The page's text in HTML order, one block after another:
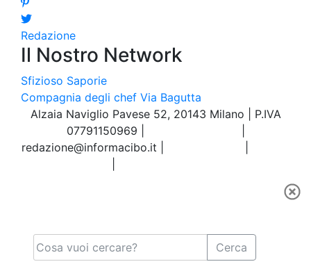
Redazione
Il Nostro Network
Sfizioso Saporie
Compagnia degli chef Via Bagutta
Alzaia Naviglio Pavese 52, 20143 Milano | P.IVA
07791150969 |
redazione@informacibo.it
Cerca